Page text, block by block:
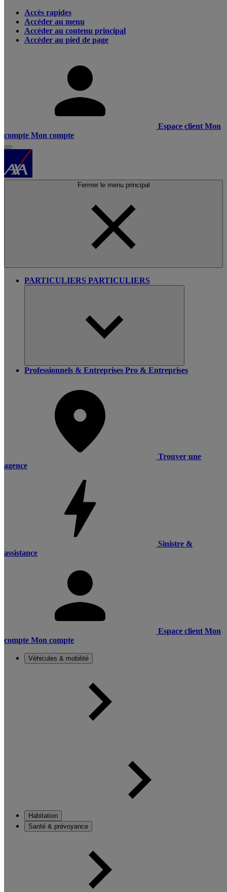
Accès rapides
Accéder au menu
Accéder au contenu principal
Accéder au pied de page
Espace client Mon
compte Mon compte
Fermer le menu principal
PARTICULIERS PARTICULIERS
Professionnels & Entreprises Pro & Entreprises
Trouver une
agence
Sinistre &
assistance
Espace client Mon
compte Mon compte
Véhicules & mobilité
Habitation
Santé & prévoyance